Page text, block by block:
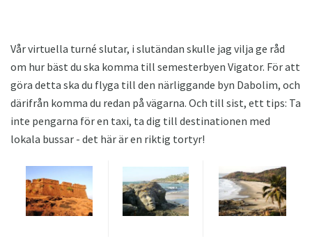
Vår virtuella turné slutar, i slutändan skulle jag vilja ge råd
om hur bäst du ska komma till semesterbyen Vigator. För att
göra detta ska du flyga till den närliggande byn Dabolim, och
därifrån komma du redan på vägarna. Och till sist, ett tips: Ta
inte pengarna för en taxi, ta dig till destinationen med
lokala bussar - det här är en riktig tortyr!